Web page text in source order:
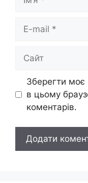
Сайт
Зберегти моє
в цьому
коментарів.